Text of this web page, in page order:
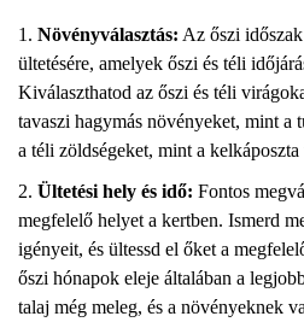
Növényválasztás: Az őszi
ültetésére, amelyek őszi és téli
Kiválaszthatod az őszi és téli
tavaszi hagymás növényeket, mint a
a téli zöldségeket, mint a kelkáposzta
Ültetési hely és idő: Fontos
megfelelő helyet a kertben. Ismerd
igényeit, és ültessd el őket a
őszi hónapok eleje általában a
talaj még meleg, és a növényeknek